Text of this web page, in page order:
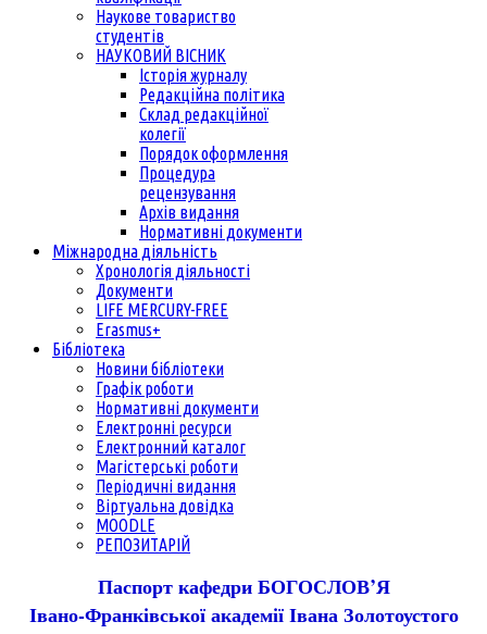
Наукове товариство
студентів
НАУКОВИЙ ВІСНИК
Історія журналу
Редакційна політика
Склад редакційної
колегії
Порядок оформлення
Процедура
рецензування
Архів видання
Нормативні документи
Міжнародна діяльність
Хронологія діяльності
Документи
LIFE MERCURY-FREE
Erasmus+
Бібліотека
Новини бібліотеки
Графік роботи
Нормативні документи
Електронні ресурси
Електронний каталог
Магістерські роботи
Періодичні видання
Віртуальна довідка
MOODLE
РЕПОЗИТАРІЙ
Паспорт кафедри БОГОСЛОВ’Я
Івано-Франківської академії Івана Золотоустого